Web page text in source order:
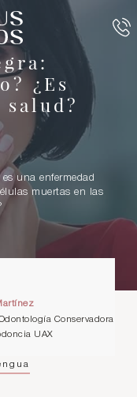
¿Es
una enfermedad
muertas en las
Conservadora
UAX